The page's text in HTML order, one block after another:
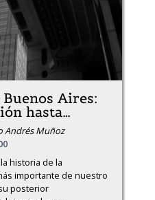
Aires:
hasta…
Andrés Muñoz
historia de la
importante de nuestro
posterior